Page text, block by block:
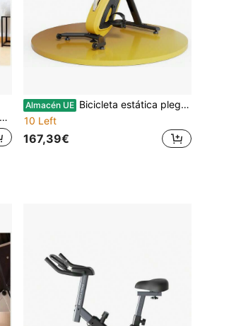
Almacén UE Bicicleta estática plegable de hasta 150 kg, extra silenciosa y estable, ergómetro con 16 niveles de resistencia magnética, sillín cómodo, bicicleta de fitness, bicicleta X-bike para uso doméstico.
10 Left
167,39€